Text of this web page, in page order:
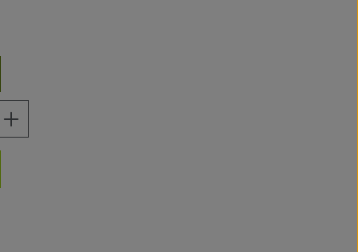
Wert ein oder benutze die